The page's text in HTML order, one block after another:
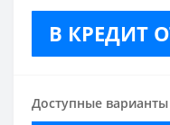
В КРЕДИТ
Доступные варианты